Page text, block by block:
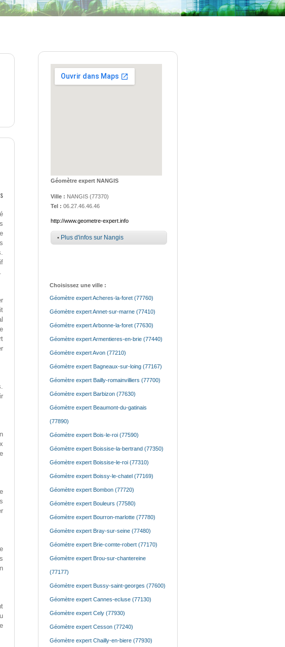
Géomètre expert NANGIS
Ville : NANGIS (77370)
Tel : 06.27.46.46.46
http://www.geometre-expert.info
• Plus d'infos sur Nangis
Choisissez une ville :
Géomètre expert Acheres-la-foret (77760)
Géomètre expert Annet-sur-marne (77410)
Géomètre expert Arbonne-la-foret (77630)
Géomètre expert Armentieres-en-brie (77440)
Géomètre expert Avon (77210)
Géomètre expert Bagneaux-sur-loing (77167)
Géomètre expert Bailly-romainvilliers (77700)
Géomètre expert Barbizon (77630)
Géomètre expert Beaumont-du-gatinais
(77890)
Géomètre expert Bois-le-roi (77590)
Géomètre expert Boissise-la-bertrand (77350)
Géomètre expert Boissise-le-roi (77310)
Géomètre expert Boissy-le-chatel (77169)
Géomètre expert Bombon (77720)
Géomètre expert Bouleurs (77580)
Géomètre expert Bourron-marlotte (77780)
Géomètre expert Bray-sur-seine (77480)
Géomètre expert Brie-comte-robert (77170)
Géomètre expert Brou-sur-chantereine
(77177)
Géomètre expert Bussy-saint-georges (77600)
Géomètre expert Cannes-ecluse (77130)
Géomètre expert Cely (77930)
Géomètre expert Cesson (77240)
Géomètre expert Chailly-en-biere (77930)